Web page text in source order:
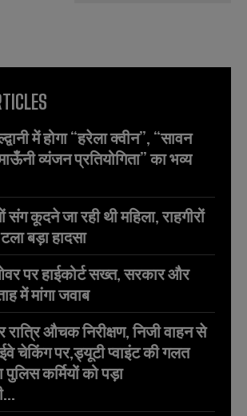
में होगा “हरेला क्वीन”, “सावन
व्यंजन प्रतियोगिता” का भव्य
संग कूदने जा रही थी महिला, राहगीरों
बड़ा हादसा
पर हाईकोर्ट सख्त, सरकार और
में मांगा जवाब
रात्रि औचक निरीक्षण, निजी वाहन से
चेकिंग पर,ड्यूटी प्वाइंट की गलत
कर्मियों को पड़ा